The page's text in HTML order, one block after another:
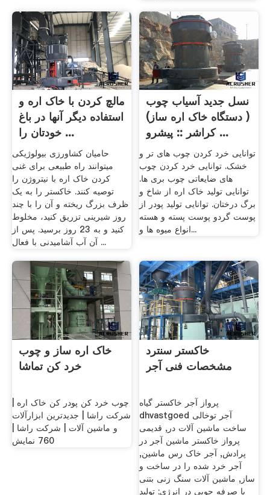
مالچ کردن با خاک اره و
استفاده دیگر آنها در باغ
خودتان را ...
حامیان کشاورزی بیولوژیکی
میتوانند راه طبیعی برای غنی
کردن خاک اره با نیتروژن را
توصیه کنند. خاکستر را به یک
ظرف بزرگ ریخته و آن را با چند
روز شیرینی تزریق کنید، مخلوط
کنید و به 23 روز برسید. پس از
آن آب آشامیدنی با فعال ...
نسل جدید آسیاب چوب
( دستگاه خاک اره ساز)
کراشر :: پیشرو ...
توانایی خرد کردن چوب های تر و
خشک. توانایی خرد کردن چوب
های ضایعاتی چوب بری ها.
توانایی تولید خاک اره از شاخ و
برگ درختان. توانایی تولید پودر از
پوست گردو پوست پسته و هسته
انواع میوه ها و...
خاک اره ساز و چوب
خرد کن تماشا
چوب خرد کن پودر کن خاک اره |
شرکت راشا | جدیدترین ابزارآلات
و ماشین آلات | شرکت راشا |
760 نمایش
خاکستر سنترد
مشخصات فنی آجر
پرواز آجر خاکستر گیاه
dhvastgoed آجر توخالی
ساخت ماشین آلات در, قدیمی
پرواز خاکستر ماشین آجر در
پرادش, آجر خاک رس ماشین,
آجر خرد شده را در ساخت و
ساز, ماشین آلات سنگ زنی بتنی
با صرفه جویی در انرژی; تولید